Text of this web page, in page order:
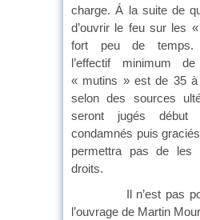
charge. Á la suite de
d’ouvrir le feu sur les
fort peu de temps.
l’effectif minimum
« mutins » est de 35 à
selon des sources
seront jugés début
condamnés puis
permettra pas de les
droits.
Il n’est pas
l’ouvrage de Martin